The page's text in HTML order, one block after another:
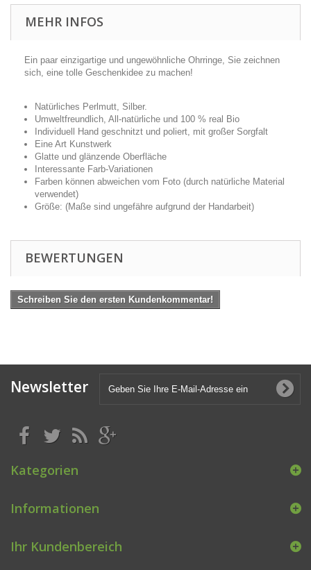
MEHR INFOS
Ein paar einzigartige und ungewöhnliche Ohrringe, Sie zeichnen
sich, eine tolle Geschenkidee zu machen!
Natürliches Perlmutt, Silber.
Umweltfreundlich, All-natürliche und 100 % real Bio
Individuell Hand geschnitzt und poliert, mit großer Sorgfalt
Eine Art Kunstwerk
Glatte und glänzende Oberfläche
Interessante Farb-Variationen
Farben können abweichen vom Foto (durch natürliche Material
verwendet)
Größe: (Maße sind ungefähre aufgrund der Handarbeit)
BEWERTUNGEN
Schreiben Sie den ersten Kundenkommentar!
Newsletter
Kategorien
Informationen
Ihr Kundenbereich